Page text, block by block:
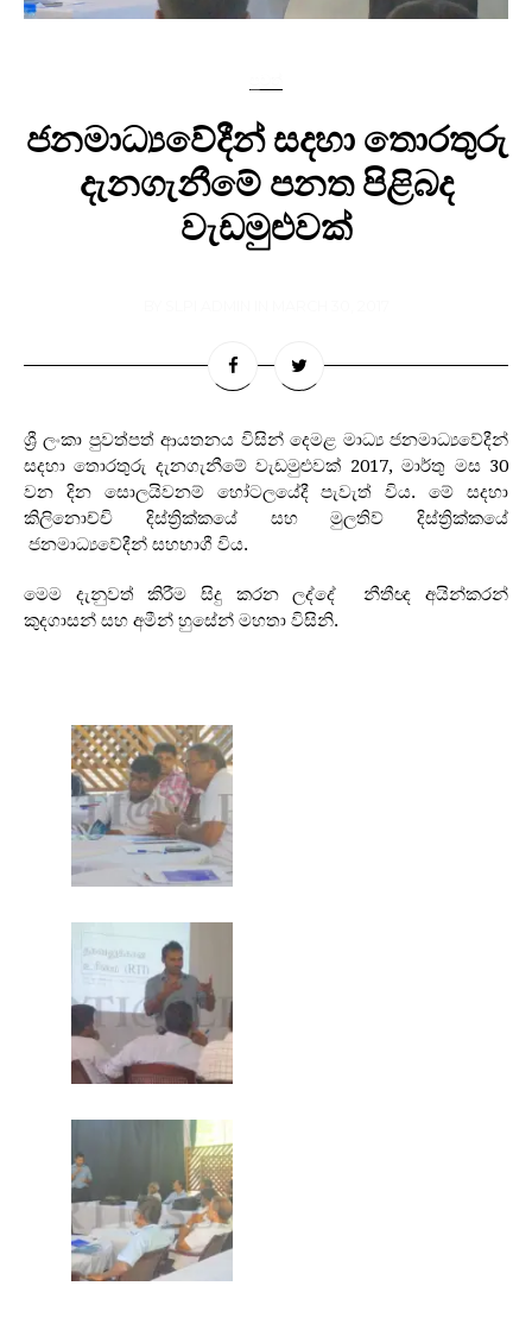
ජනමාධ්‍යවේදීන් සදහා තොරතුරු
දැනගැනීමේ පනත පිළිබද
වැඩමුළුවක්
ශ්‍රී ලංකා පුවත්පත් ආයතනය විසින් දෙමළ මාධ්‍ය ජනමාධ්‍යවේදීන්
සදහා තොරතුරු දැනගැනීමේ වැඩමුළුවක් 2017, මාර්තු මස 30
වන දින සොලයිවනම් හෝටලයේදී පැවැත් විය. මේ සදහා
කිලිනොච්චි දිස්ත්‍රික්කයේ සහ මුලතිව් දිස්ත්‍රික්කයේ
ජනමාධ්‍යවේදීන් සහභාගී විය.
මෙම දැනුවත් කිරීම සිදු කරන ලද්දේ නීතීඥ අයින්කරන්
කුදගාසන් සහ අමීන් හුසේන් මහතා විසිනි.